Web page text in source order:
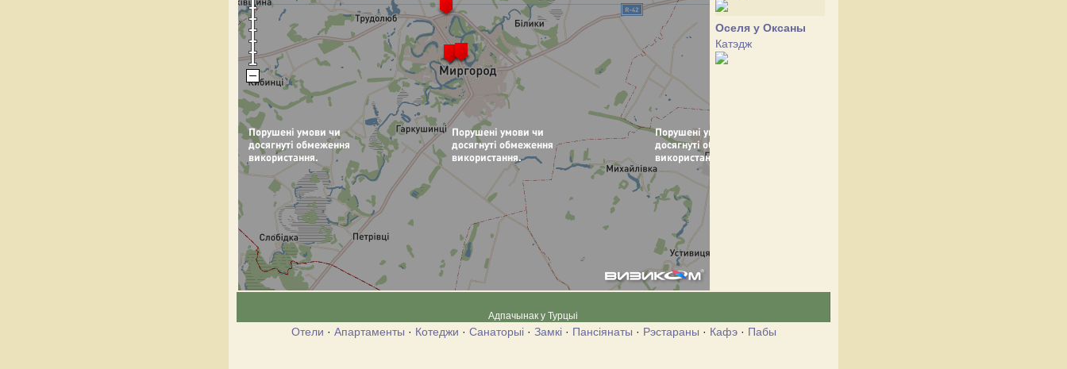
Оселя у Оксаны
Катэдж
Адпачынак у Турцыі
Отели · Апартаменты · Котеджи · Санаторыі· Замкі· Пансіянаты · Рэстараны · Кафэ· Пабы